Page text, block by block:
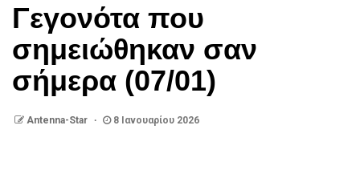
Γεγονότα που
σημειώθηκαν σαν
σήμερα (07/01)
Antenna-Star 8 Ιανουαρίου 2026